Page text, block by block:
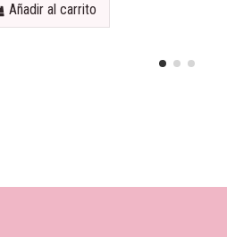
Añadir al carrito